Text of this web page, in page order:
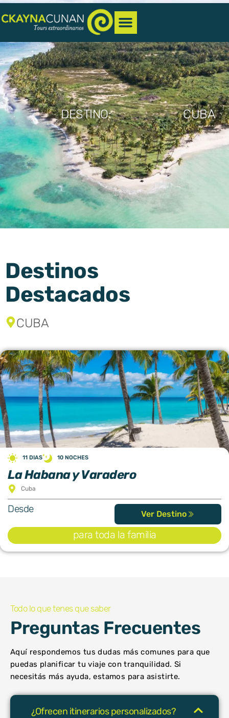
DESTINO: CUBA
Destinos
Destacados
CUBA
11 DIAS 10 NOCHES
La Habana y Varadero
Cuba
Desde Ver Destino
para toda la familia
Todo lo que tenes que saber
Preguntas Frecuentes
Aquí respondemos tus dudas más comunes para que
puedas planificar tu viaje con tranquilidad. Si
necesitás más ayuda, estamos para asistirte.
¿Ofrecen itinerarios personalizados?